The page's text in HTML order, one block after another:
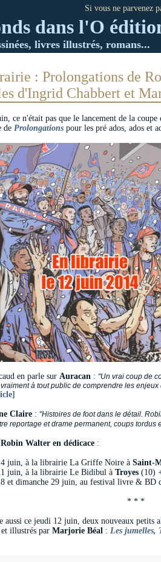
Si vous ne parvenez
dans l'O
livres illustrés, romans...
: Prolongations de
d'Ingrid Chabbert et
ce n'était pas que le lancement de la
de Prolongations pour les pré ados, ados et
en parle sur Auracan : "Un vrai coup de
à tout public de comprendre les
Claire : "Histoires de foot dans le détail.
reportage et drame permanent, coups tordus
Robin Walter en dédicace :
juin, à la librairie La Griffe Noire à Saint-
juin, à la librairie Le Bidibul à Troyes (10)
et dimanche 29 juin, au festival livre & BD
* * *
aussi ce jeudi 12 juin, deux nouveaux petits
et illustrés par Marjorie Béal : Les jumelles,